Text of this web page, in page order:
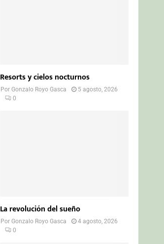
Resorts y cielos nocturnos
PorGonzalo Royo Gasca
5 agosto, 2026
0
La revolución del sueño
PorGonzalo Royo Gasca
4 agosto, 2026
0